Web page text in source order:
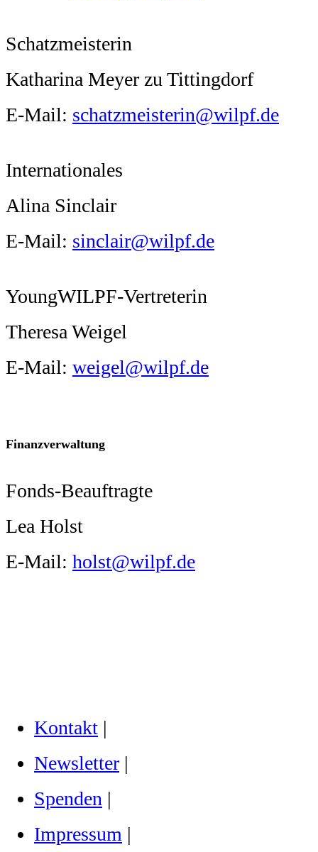
Schatzmeisterin
Katharina Meyer zu Tittingdorf
E-Mail: schatzmeisterin@wilpf.de
Internationales
Alina Sinclair
E-Mail: sinclair@wilpf.de
YoungWILPF-Vertreterin
Theresa Weigel
E-Mail: weigel@wilpf.de
Finanzverwaltung
Fonds-Beauftragte
Lea Holst
E-Mail: holst@wilpf.de
Kontakt |
Newsletter |
Spenden |
Impressum |